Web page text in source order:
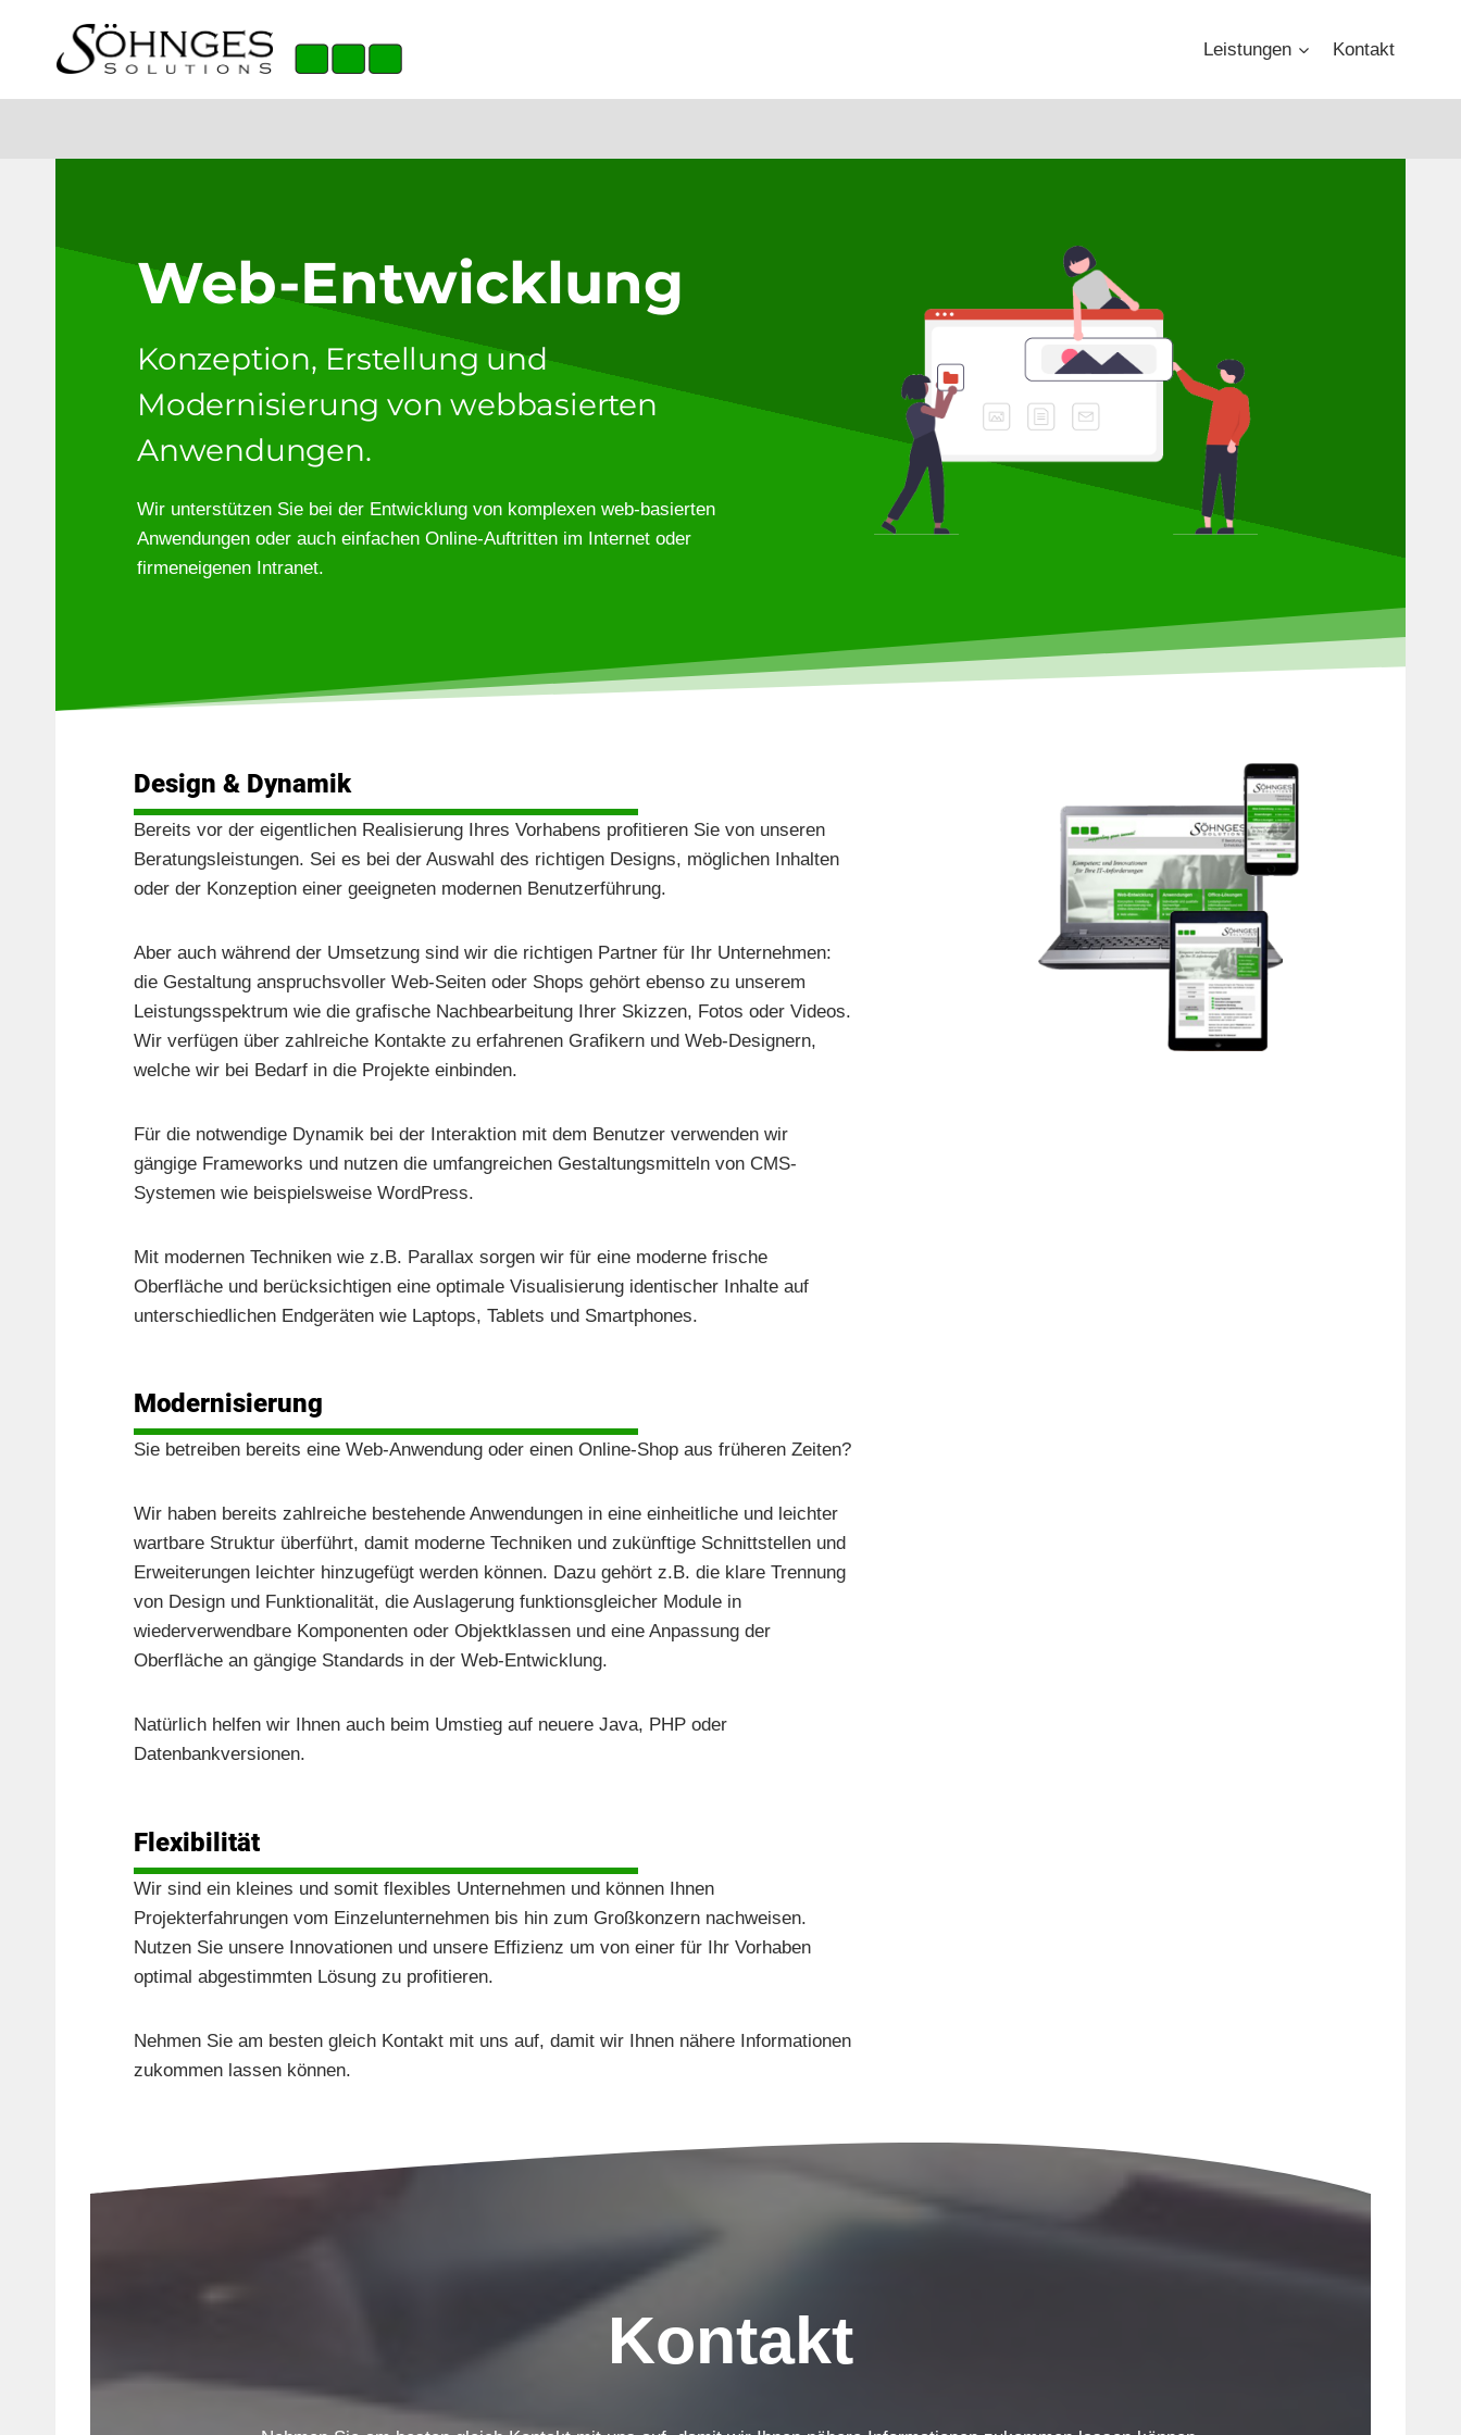
springen
Leistungen Kontakt
Web-Entwicklung
Konzeption, Erstellung und
Modernisierung von webbasierten
Anwendungen.
Wir unterstützen Sie bei der Entwicklung von komplexen web-basierten
Anwendungen oder auch einfachen Online-Auftritten im Internet oder
firmeneigenen Intranet.
Design & Dynamik
Bereits vor der eigentlichen Realisierung Ihres Vorhabens profitieren Sie von unseren
Beratungsleistungen. Sei es bei der Auswahl des richtigen Designs, möglichen Inhalten
oder der Konzeption einer geeigneten modernen Benutzerführung.
Aber auch während der Umsetzung sind wir die richtigen Partner für Ihr Unternehmen:
die Gestaltung anspruchsvoller Web-Seiten oder Shops gehört ebenso zu unserem
Leistungsspektrum wie die grafische Nachbearbeitung Ihrer Skizzen, Fotos oder Videos.
Wir verfügen über zahlreiche Kontakte zu erfahrenen Grafikern und Web-Designern,
welche wir bei Bedarf in die Projekte einbinden.
Für die notwendige Dynamik bei der Interaktion mit dem Benutzer verwenden wir
gängige Frameworks und nutzen die umfangreichen Gestaltungsmitteln von CMS-
Systemen wie beispielsweise WordPress.
Mit modernen Techniken wie z.B. Parallax sorgen wir für eine moderne frische
Oberfläche und berücksichtigen eine optimale Visualisierung identischer Inhalte auf
unterschiedlichen Endgeräten wie Laptops, Tablets und Smartphones.
Modernisierung
Sie betreiben bereits eine Web-Anwendung oder einen Online-Shop aus früheren Zeiten?
Wir haben bereits zahlreiche bestehende Anwendungen in eine einheitliche und leichter
wartbare Struktur überführt, damit moderne Techniken und zukünftige Schnittstellen und
Erweiterungen leichter hinzugefügt werden können. Dazu gehört z.B. die klare Trennung
von Design und Funktionalität, die Auslagerung funktionsgleicher Module in
wiederverwendbare Komponenten oder Objektklassen und eine Anpassung der
Oberfläche an gängige Standards in der Web-Entwicklung.
Natürlich helfen wir Ihnen auch beim Umstieg auf neuere Java, PHP oder
Datenbankversionen.
Flexibilität
Wir sind ein kleines und somit flexibles Unternehmen und können Ihnen
Projekterfahrungen vom Einzelunternehmen bis hin zum Großkonzern nachweisen.
Nutzen Sie unsere Innovationen und unsere Effizienz um von einer für Ihr Vorhaben
optimal abgestimmten Lösung zu profitieren.
Nehmen Sie am besten gleich Kontakt mit uns auf, damit wir Ihnen nähere Informationen
zukommen lassen können.
Kontakt